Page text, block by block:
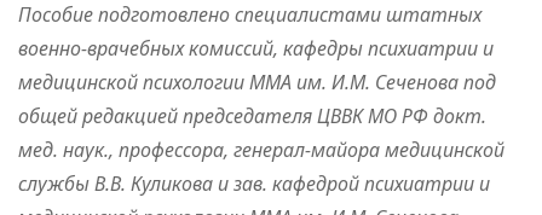
Пособие подготовлено специалистами штатных
военно-врачебных комиссий, кафедры психиатрии и
медицинской психологии ММА им. И.М. Сеченова под
общей редакцией председателя ЦВВК МО РФ докт.
мед. наук., профессора, генерал-майора медицинской
службы В.В. Куликова и зав. кафедрой психиатрии и